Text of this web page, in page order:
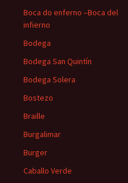
Boca do enferno –Boca del
infierno
Bodega
Bodega San Quintín
Bodega Solera
Bostezo
Braille
Burgalimar
Burger
Caballo Verde